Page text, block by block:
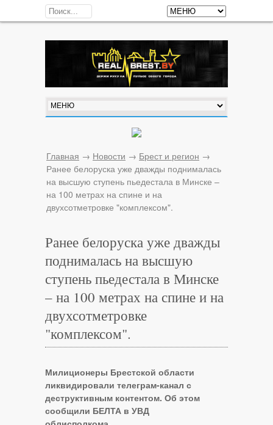
Главная → Новости → Брест и регион →
Ранее белоруска уже дважды поднималась
на высшую ступень пьедестала в Минске –
на 100 метрах на спине и на
двухсотметровке "комплексом".
​Ранее белоруска уже дважды
поднималась на высшую
ступень пьедестала в Минске
– на 100 метрах на спине и на
двухсотметровке
"комплексом".
Милиционеры Брестской области
ликвидировали телеграм-канал с
деструктивным контентом. Об этом
сообщили БЕЛТА в УВД